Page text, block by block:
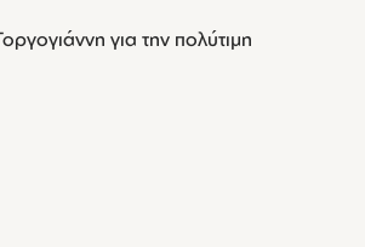
για την πολύτιμη